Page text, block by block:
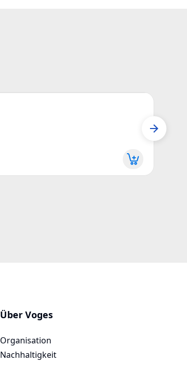
Über Voges
Organisation
Nachhaltigkeit